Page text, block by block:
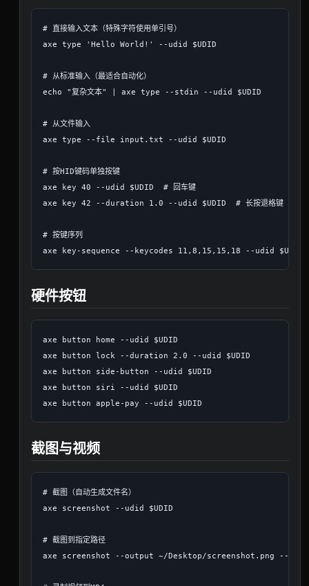
# 直接输入文本（特殊字符使用单引号）
axe type 'Hello World!' --udid $UDID
# 从标准输入（最适合自动化）
echo "复杂文本" | axe type --stdin --udid $UDID
# 从文件输入
axe type --file input.txt --udid $UDID
# 按HID键码单独按键
axe key 40 --udid $UDID  # 回车键
axe key 42 --duration 1.0 --udid $UDID  # 长按退格键
# 按键序列
硬件按钮
axe button home --udid $UDID
axe button lock --duration 2.0 --udid $UDID
axe button side-button --udid $UDID
axe button siri --udid $UDID
截图与视频
# 截图（自动生成文件名）
axe screenshot --udid $UDID
# 截图到指定路径
axe screenshot --output ~/Desktop/screenshot.png --udid